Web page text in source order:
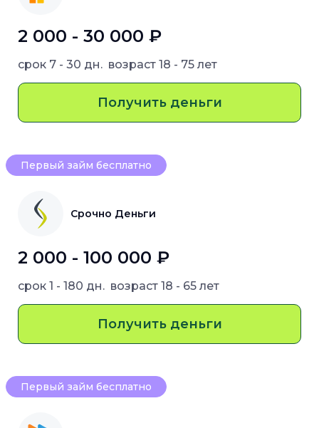
2 000 - 30 000 ₽
срок 7 - 30 дн. возраст 18 - 75 лет
Получить деньги
Первый займ бесплатно
Срочно Деньги
2 000 - 100 000 ₽
срок 1 - 180 дн. возраст 18 - 65 лет
Получить деньги
Первый займ бесплатно